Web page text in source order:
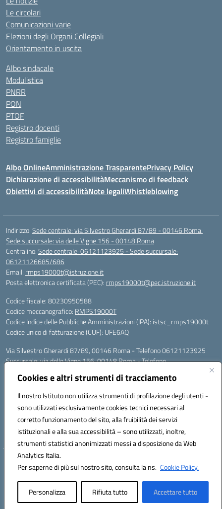
Cookies e altri strumenti di tracciamento
Il nostro Istituto non utilizza strumenti di profilazione degli utenti -
sono utilizzati esclusivamente cookies tecnici necessari al
corretto funzionamento del sito, alla fruibilità dei servizi
istituzionali e alla sua accessibilità – sono utilizzati, inoltre,
strumenti statistici anonimizzati messi a disposizione da Web
Analytics Italia.
Per saperne di più sul nostro sito, consulta la ns. Cookie Policy.
Personalizza Rifiuta tutto Accettare tutto
Le circolari
Comunicazioni varie
Elezioni degli Organi Collegiali
Orientamento in uscita
Albo sindacale
Modulistica
PNRR
PON
PTOF
Registro docenti
Registro famiglie
Albo OnlineAmministrazione TrasparentePrivacy Policy
Dichiarazione di accessibilitàMeccanismo di feedback
Obiettivi di accessibilitàNote legaliWhistleblowing
Indirizzo:Sede centrale: via Silvestro Gherardi 87/89 - 00146 Roma.
Sede succursale: via delle Vigne 156 - 00148 Roma
Centralino:Sede centrale: 06121123925 - Sede succursale:
06121126685/686
Email: rmps19000t@istruzione.it
Posta elettronica certificata (PEC): rmps19000t@pec.istruzione.it
Codice fiscale: 80230950588
Codice meccanografico: RMPS19000T
Codice Indice delle Pubbliche Amministrazioni (IPA): istsc_rmps19000t
Codice unico di fatturazione (CUF): UFE6AQ
Via Silvestro Gherardi 87/89, 00146 Roma - Telefono 06121123925
Succursale: via delle Vigne 156, 00148 Roma - Telefono
Mail: rmps19000t@istruzione.it - PEC: rmps19000t@pec.istruzione.it
Per contatti con il Dirigente Scolastico, utilizzare esclusivamente
Codice univoco ufficio: UFE6AQ
Codice meccanografico: RMPS19000T
Codice fiscale: 80230950588
Hosting & Powered by 3D Solution S.r.l.
Concept & Design by Designers Italia